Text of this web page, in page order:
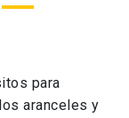
para
aranceles y